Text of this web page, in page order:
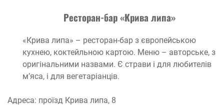
Ресторан-бар «Крива липа»
«Крива липа» – ресторан-бар з європейською
кухнею, коктейльною картою. Меню – авторське, з
оригінальними назвами. Є страви і для любителів
м’яса, і для вегетаріанців.
Адреса: проїзд Крива липа, 8